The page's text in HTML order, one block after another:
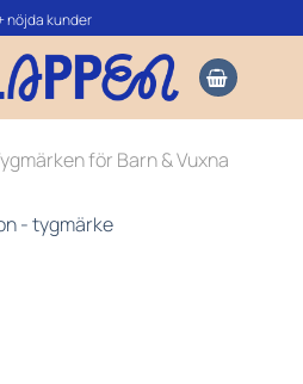
nöjda kunder
för Barn & Vuxna